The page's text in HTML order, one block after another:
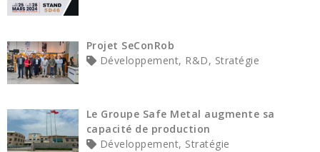
Projet SeConRob
Développement, R&D, Stratégie
Le Groupe Safe Metal augmente sa
capacité de production
Développement, Stratégie